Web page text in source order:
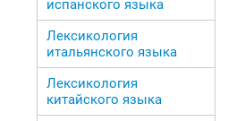
испанского языка
Лексикология
итальянского языка
Лексикология
китайского языка